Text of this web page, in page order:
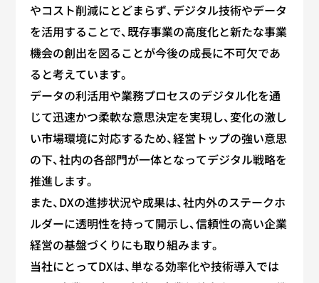
やコスト削減にとどまらず、デジタル技術やデータ
を活用することで、既存事業の高度化と新たな事業
機会の創出を図ることが今後の成長に不可欠であ
ると考えています。
データの利活用や業務プロセスのデジタル化を通
じて迅速かつ柔軟な意思決定を実現し、変化の激し
い市場環境に対応するため、経営トップの強い意思
の下、社内の各部門が一体となってデジタル戦略を
推進します。
また、DXの進捗状況や成果は、社内外のステークホ
ルダーに透明性を持って開示し、信頼性の高い企業
経営の基盤づくりにも取り組みます。
当社にとってDXは、単なる効率化や技術導入では